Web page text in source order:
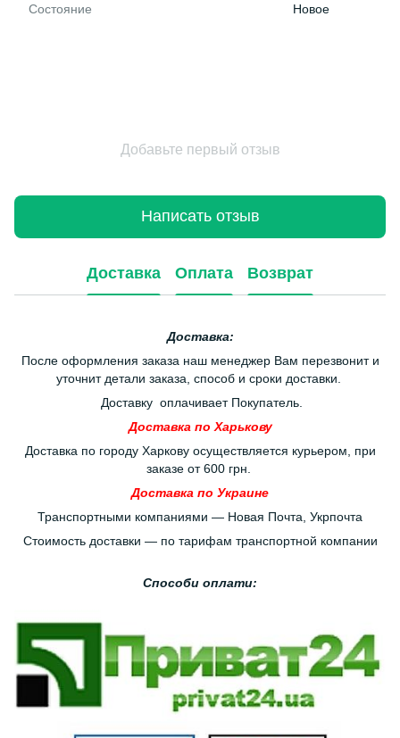
Состояние Новое
Добавьте первый отзыв
Написать отзыв
Доставка Оплата Возврат
Доставка:
После оформления заказа наш менеджер Вам перезвонит и
уточнит детали заказа, способ и сроки доставки.
Доставку оплачивает Покупатель.
Доставка по Харькову
Доставка по городу Харкову осуществляется курьером, при
заказе от 600 грн.
Доставка по Украине
Транспортными компаниями — Новая Почта, Укрпочта
Стоимость доставки — по тарифам транспортной компании
Способи оплати: